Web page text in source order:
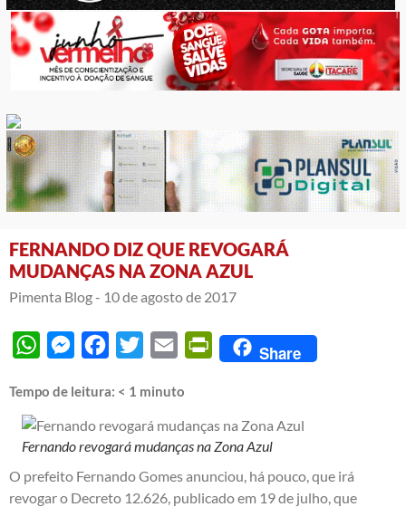
FERNANDO DIZ QUE REVOGARÁ
MUDANÇAS NA ZONA AZUL
Pimenta Blog - 10 de agosto de 2017
WhatsAppMessengerFacebook
Twitter Email PrintFriendly
Share
Tempo de leitura: < 1 minuto
Fernando revogará mudanças na Zona Azul
O prefeito Fernando Gomes anunciou, há pouco, que irá
revogar o Decreto 12.626, publicado em 19 de julho, que